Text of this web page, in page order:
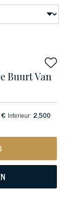
Buurt Van
Interieur: 2,500